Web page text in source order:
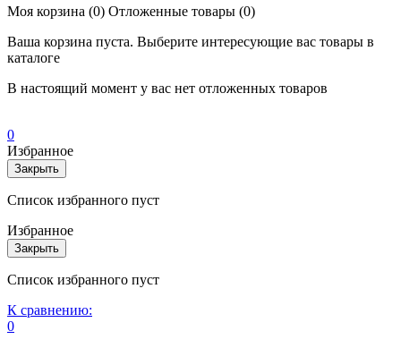
Моя корзина (0) Отложенные товары (0)
Ваша корзина пуста. Выберите интересующие вас товары в
каталоге
В настоящий момент у вас нет отложенных товаров
0
Избранное
Закрыть
Список избранного пуст
Избранное
Закрыть
Список избранного пуст
К сравнению:
0